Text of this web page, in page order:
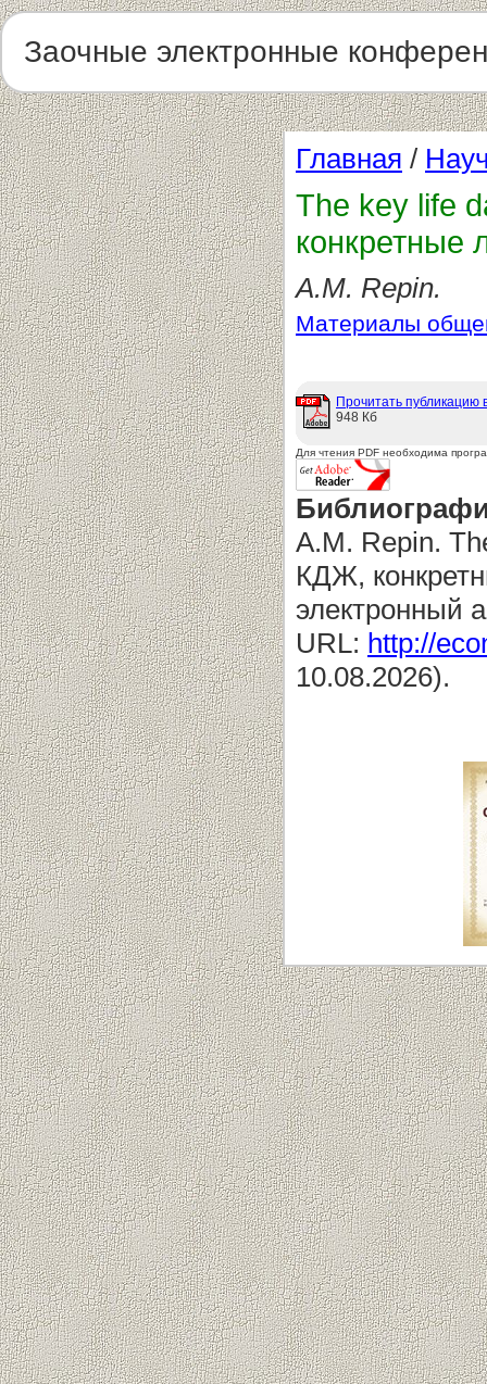
Заочные электронные
Главная /
The key life
конкретные
A.M. Repin.
Материалы
Прочитать публикацию
948 Кб
Для чтения PDF необходима
A.M. Repin.
КДЖ,
электронный
URL: http://
10.08.2026).